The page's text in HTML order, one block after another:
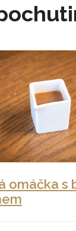
omáčka s